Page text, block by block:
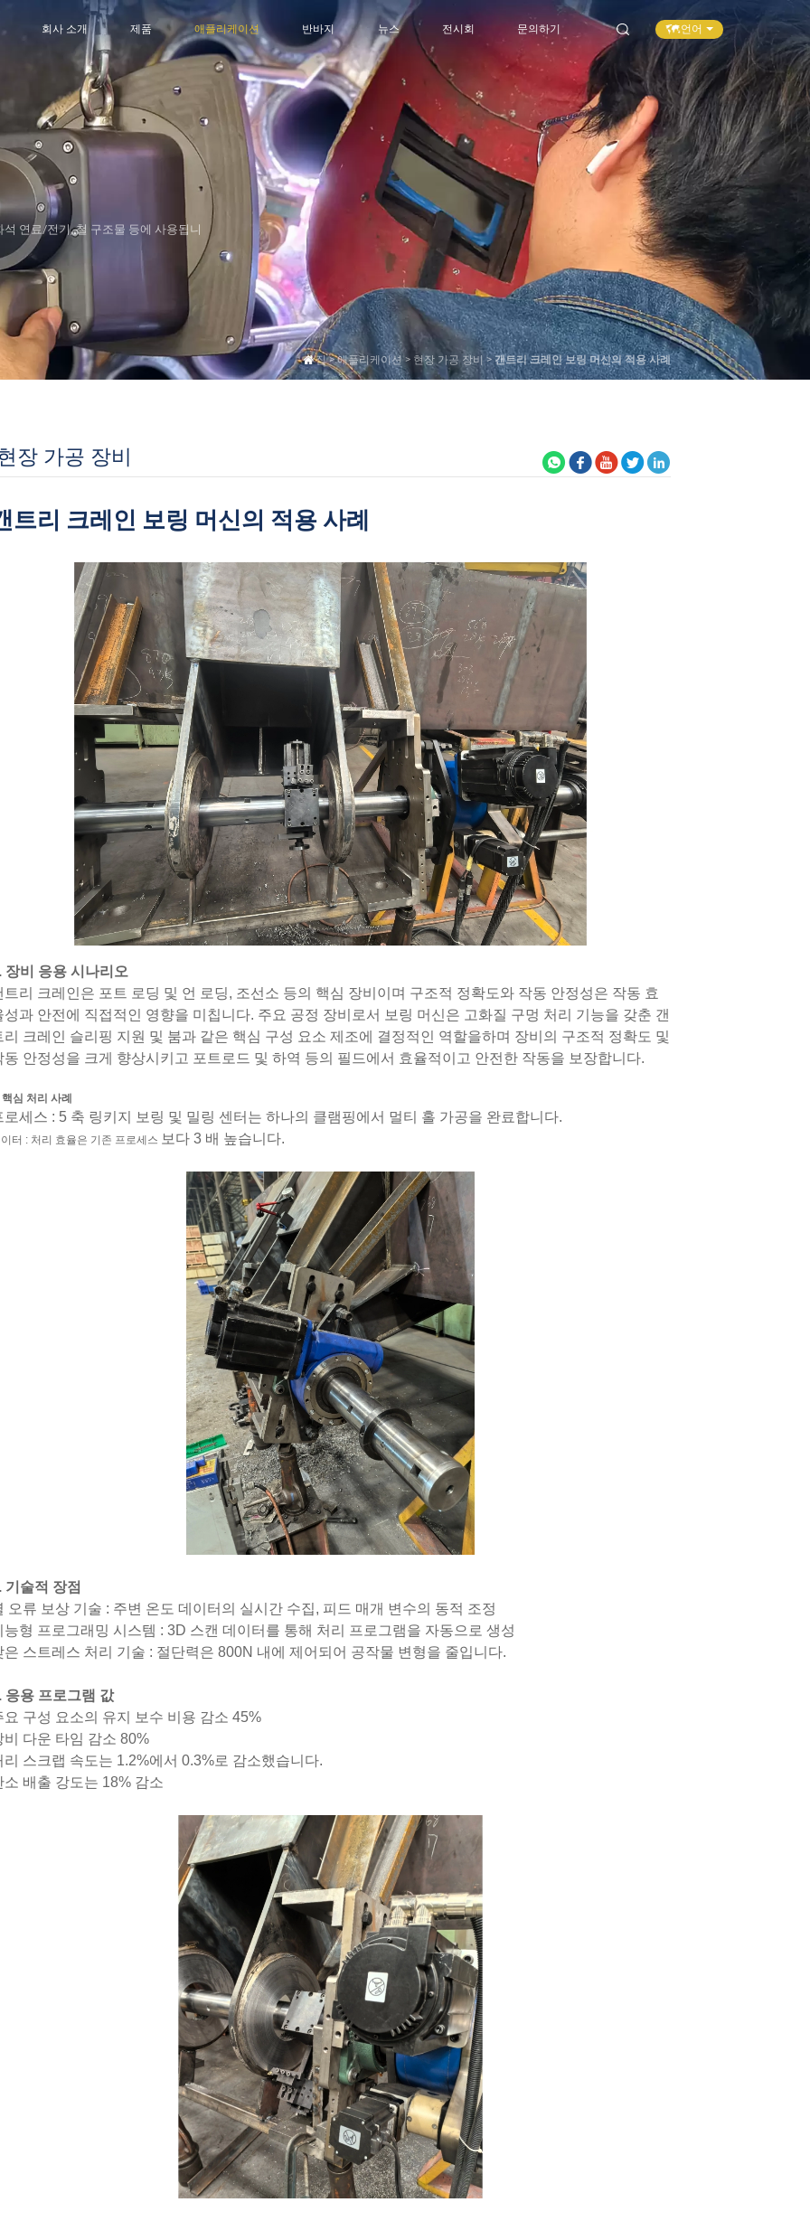
회사 소개 제품 애플리케이션 반바지 뉴스 전시회 문의하기 언어
석 연료/전기, 철 구조물 등에 사용됩니
집>애플리케이션> 현장 가공 장비 >갠트리 크레인 보링 머신의 적용 사례
장 가공 장비
트리 크레인 보링 머신의 적용 사례
장비 응용 시나리오
트리 크레인은 포트 로딩 및 언 로딩, 조선소 등의 핵심 장비이며 구조적 정확도와 작동 안정성은 작동 효
성과 안전에 직접적인 영향을 미칩니다. 주요 공정 장비로서 보링 머신은 고화질 구멍 처리 기능을 갖춘 갠
리 크레인 슬리핑 지원 및 붐과 같은 핵심 구성 요소 제조에 결정적인 역할을하며 장비의 구조적 정확도 및
동 안정성을 크게 향상시키고 포트로드 및 하역 등의 필드에서 효율적이고 안전한 작동을 보장합니다.
심 처리 사례
로세스 : 5 축 링키지 보링 및 밀링 센터는 하나의 클램핑에서 멀티 홀 가공을 완료합니다.
터 : 처리 효율은 기존 프로세스 보다 3 배 높습니다.
기술적 장점
오류 보상 기술 : 주변 온도 데이터의 실시간 수집, 피드 매개 변수의 동적 조정
능형 프로그래밍 시스템 : 3D 스캔 데이터를 통해 처리 프로그램을 자동으로 생성
은 스트레스 처리 기술 : 절단력은 800N 내에 제어되어 공작물 변형을 줄입니다.
응용 프로그램 값
요 구성 요소의 유지 보수 비용 감소 45%
비 다운 타임 감소 80%
리 스크랩 속도는 1.2%에서 0.3%로 감소했습니다.
소 배출 강도는 18% 감소